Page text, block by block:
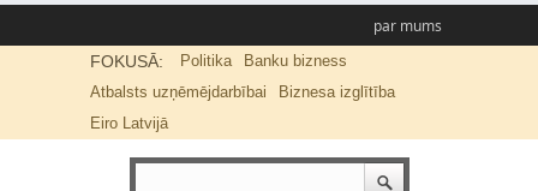
par mums
FOKUSĀ: Politika
Banku bizness
Atbalsts uzņēmējdarbībai
Biznesa izglītība
Eiro Latvijā